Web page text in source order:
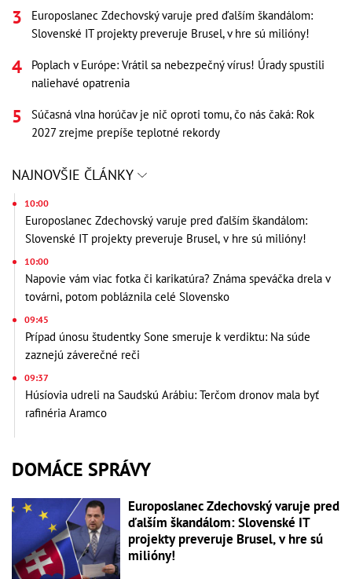
Europoslanec Zdechovský varuje pred ďalším škandálom:
Slovenské IT projekty preveruje Brusel, v hre sú milióny!
Poplach v Európe: Vrátil sa nebezpečný vírus! Úrady spustili
naliehavé opatrenia
Súčasná vlna horúčav je nič oproti tomu, čo nás čaká: Rok
2027 zrejme prepíše teplotné rekordy
NAJNOVŠIE ČLÁNKY
10:00
Europoslanec Zdechovský varuje pred ďalším škandálom:
Slovenské IT projekty preveruje Brusel, v hre sú milióny!
10:00
Napovie vám viac fotka či karikatúra? Známa speváčka drela v
továrni, potom pobláznila celé Slovensko
09:45
Prípad únosu študentky Sone smeruje k verdiktu: Na súde
zaznejú záverečné reči
09:37
Húsíovia udreli na Saudskú Arábiu: Terčom dronov mala byť
rafinéria Aramco
DOMÁCE SPRÁVY
Europoslanec Zdechovský varuje pred
ďalším škandálom: Slovenské IT
projekty preveruje Brusel, v hre sú
milióny!